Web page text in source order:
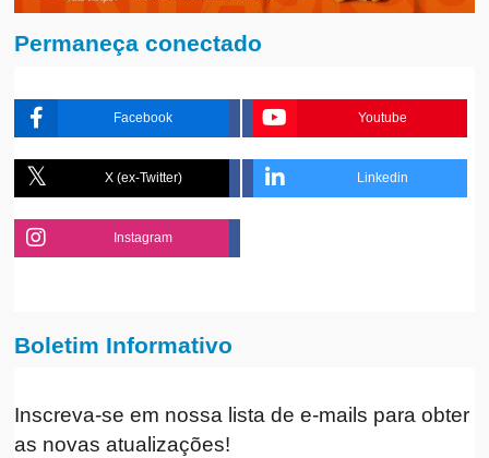
Permaneça conectado
Facebook Youtube
X (ex-Twitter) Linkedin
Instagram
Boletim Informativo
Inscreva-se em nossa lista de e-mails para obter
as novas atualizações!